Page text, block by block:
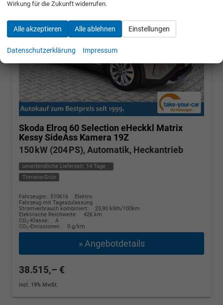
Skoda Elroq 60 Selection eHeckkl Matrix
Kessy SideAss Kamera 19Z
150 kW (204 PS), Automatik, Heckantrieb
unverbindliche Lieferzeit: 14 Tage
Timiano-Grün
Fahrzeugnr.: 510616
Elektro
Fahrzeug mit Tageszulassung
Stromverbrauch kombiniert:
25,90 kWh/100km
Elektrische Reichweite:
426 km
CO2-Klasse:
A
CO2-Emissionen: 0 g/km
» Angebotdetails
38.515,– €
incl. 19% MwSt.
Wirkung für die Zukunft widerrufen.
Alle akzeptieren Alle ablehnen Einstellungen
Datenschutzerklärung Impressum